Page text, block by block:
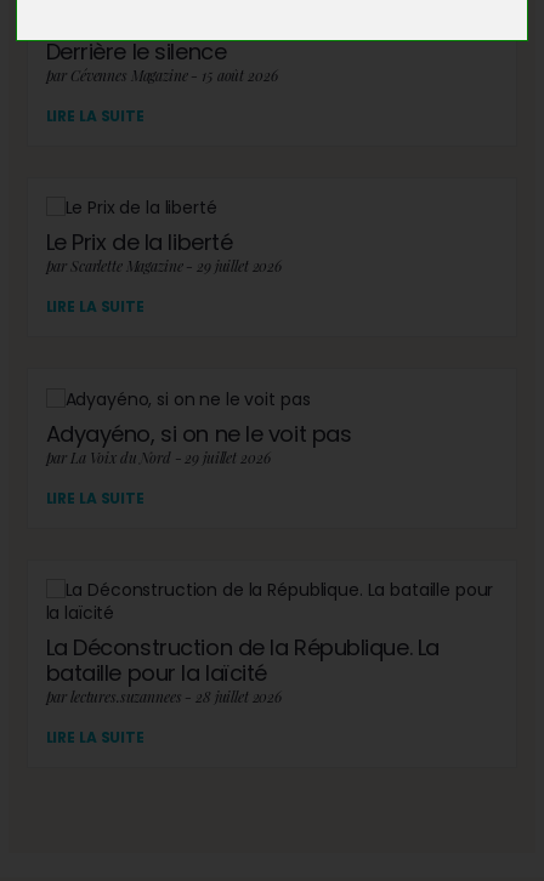
Derrière le silence
par Cévennes Magazine - 15 août 2026
LIRE LA SUITE
Le Prix de la liberté
par Scarlette Magazine - 29 juillet 2026
LIRE LA SUITE
Adyayéno, si on ne le voit pas
par La Voix du Nord - 29 juillet 2026
LIRE LA SUITE
La Déconstruction de la République. La
bataille pour la laïcité
par lectures.suzannees - 28 juillet 2026
LIRE LA SUITE